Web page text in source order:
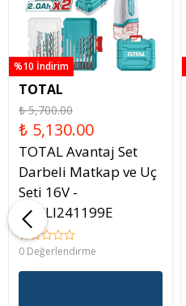
%10 İndirim
TOTAL
₺ 5,700.00
₺ 5,130.00
TOTAL Avantaj Set
Darbeli Matkap ve Uç
Seti 16V -
TOSLI241199E
0 Değerlendirme